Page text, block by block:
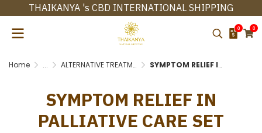
THAIKANYA 's CBD INTERNATIONAL SHIPPING
0 0
Home ... ALTERNATIVE TREATMENT SET SYMPTOM RELIEF IN PALLIATIVE CARE SET
SYMPTOM RELIEF IN
PALLIATIVE CARE SET